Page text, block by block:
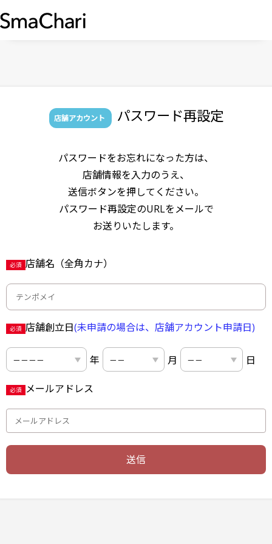
店舗アカウント パスワード再設定
パスワードをお忘れになった方は、
店舗情報を入力のうえ、
送信ボタンを押してください。
パスワード再設定のURLをメールで
お送りいたします。
必須 店舗名（全角カナ）
必須 店舗創立日(未申請の場合は、店舗アカウント申請日)
年 月 日
必須 メールアドレス
送信